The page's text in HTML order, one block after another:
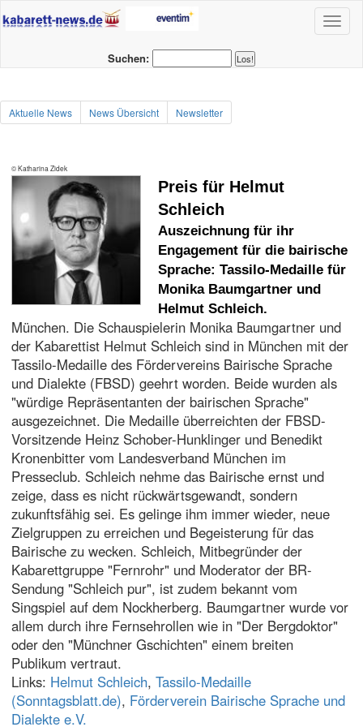
Suchen:
Aktuelle News News Übersicht Newsletter
© Katharina Zidek
Preis für Helmut
Schleich
Auszeichnung für ihr
Engagement für die bairische
Sprache: Tassilo-Medaille für
Monika Baumgartner und
Helmut Schleich.
München. Die Schauspielerin Monika Baumgartner und
der Kabarettist Helmut Schleich sind in München mit der
Tassilo-Medaille des Fördervereins Bairische Sprache
und Dialekte (FBSD) geehrt worden. Beide wurden als
"würdige Repräsentanten der bairischen Sprache"
ausgezeichnet. Die Medaille überreichten der FBSD-
Vorsitzende Heinz Schober-Hunklinger und Benedikt
Kronenbitter vom Landesverband München im
Presseclub. Schleich nehme das Bairische ernst und
zeige, dass es nicht rückwärtsgewandt, sondern
zukunftsfähig sei. Es gelinge ihm immer wieder, neue
Zielgruppen zu erreichen und Begeisterung für das
Bairische zu wecken. Schleich, Mitbegründer der
Kabarettgruppe "Fernrohr" und Moderator der BR-
Sendung "Schleich pur", ist zudem bekannt vom
Singspiel auf dem Nockherberg. Baumgartner wurde vor
allem durch ihre Fernsehrollen wie in "Der Bergdoktor"
oder den "Münchner Gschichten" einem breiten
Publikum vertraut.
Links: Helmut Schleich, Tassilo-Medaille
(Sonntagsblatt.de), Förderverein Bairische Sprache und
Dialekte e.V.